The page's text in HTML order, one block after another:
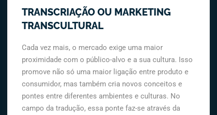
TRANSCRIAÇÃO OU MARKETING
TRANSCULTURAL
Cada vez mais, o mercado exige uma maior
proximidade com o público-alvo e a sua cultura. Isso
promove não só uma maior ligação entre produto e
consumidor, mas também cria novos conceitos e
pontes entre diferentes ambientes e culturas. No
campo da tradução, essa ponte faz-se através da